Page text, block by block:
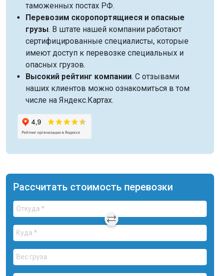
таможенных постах РФ.
Перевозим скоропортящиеся и опасные
грузы. В штате нашей компании работают
сертифицированные специалисты, которые
имеют доступ к перевозке специальных и
опасных грузов.
Высокий рейтинг компании. С отзывами
наших клиентов можно ознакомиться в том
числе на Яндекс.Картах.
Рассчитать стоимость перевозки